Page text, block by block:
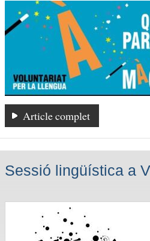
Article complet
Sessió lingüística a